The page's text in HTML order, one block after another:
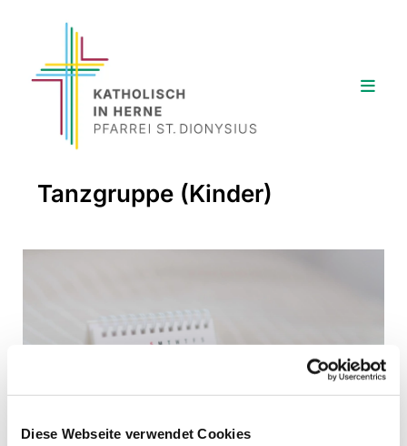
Diese Webseite verwendet Cookies
Tanzgruppe (Kinder)